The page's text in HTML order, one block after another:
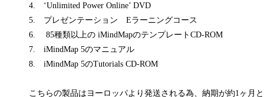
4. ‘Unlimited Power Online’ DVD
5. プレゼンテーション Eラーニングコース
6. 85種類以上の iMindMapのテンプレートCD-ROM
7. iMindMap 5のマニュアル
8. iMindMap 5のTutorials CD-ROM
こちらの製品はヨーロッパより発送される為、納期が約1ヶ月